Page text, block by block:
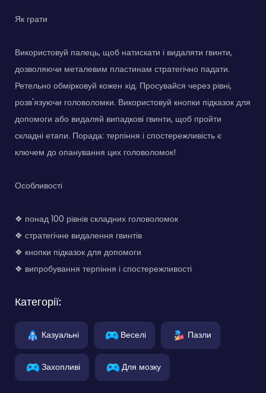
Як грати
Використовуй палець, щоб натискати і видаляти гвинти,
дозволяючи металевим пластинам стратегічно падати.
Ретельно обмірковуй кожен хід. Просувайся через рівні,
розв'язуючи головоломки. Використовуй кнопки підказок для
допомоги або видаляй випадкові гвинти, щоб пройти
складні етапи. Порада: терпіння і спостережливість є
ключем до опанування цих головоломок!
Особливості
❖ понад 100 рівнів складних головоломок
❖ стратегічне видалення гвинтів
❖ кнопки підказок для допомоги
❖ випробування терпіння і спостережливості
Категорії:
Казуальні Веселі Пазли
Захопливі Для мозку